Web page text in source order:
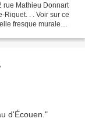
rue Mathieu Donnart
Riquet. . . Voir sur ce
fresque murale